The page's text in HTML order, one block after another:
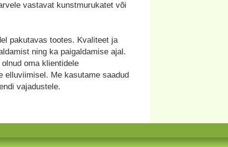
vastavat kunstmurukatet või
pakutavas tootes. Kvaliteet ja
ning ka paigaldamise ajal.
oma klientidele
elluviimisel. Me kasutame saadud
vajadustele.